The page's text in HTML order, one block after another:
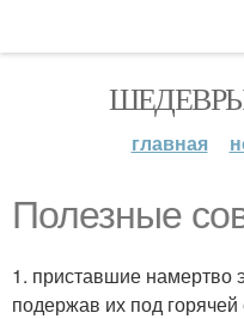
главная
Полезные
1. приставшие намертво
подержав их под